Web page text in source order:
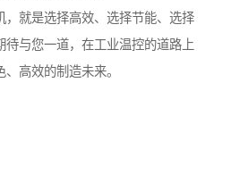
，就是选择高效、选择节能、选择
待与您一道，在工业温控的道路上
高效的制造未来。